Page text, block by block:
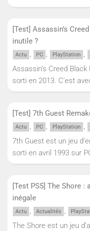
[Test] Assassin’s
inutile ?
Actu , PC , PlayStation ,
Assassin’s Creed
sorti en 2013. C’est
[Test] 7th Guest
Actu , PC , PlayStation ,
7th Guest est un jeu
sorti en avril 1993 sur
[Test PS5] The Shore
inégale
Actu , Actualités ,
The Shore est un jeu